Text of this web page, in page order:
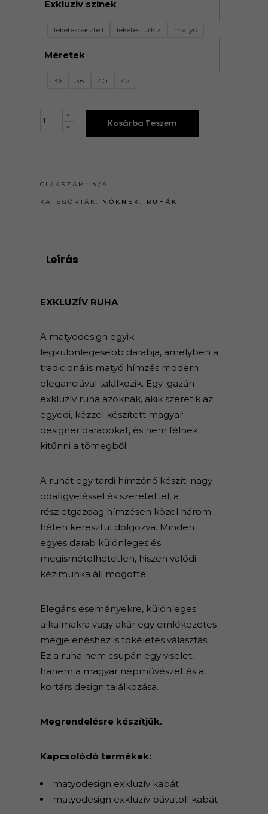
Exkluziv színek
fekete-pasztell fekete-türkiz matyó
Méretek
36 38 40 42
EXKLUZÍV
RUHÁK
Kosárba Teszem
CIKKSZÁM: N/A
KATEGÓRIÁK: NŐKNEK , RUHÁK
Leírás
EXKLUZÍV RUHA
A matyodesign egyik
legkülönlegesebb darabja, amelyben a
tradicionális matyó hímzés modern
eleganciával találkozik. Egy igazán
exkluzív ruha azoknak, akik szeretik az
egyedi, kézzel készített magyar
designer darabokat, és nem félnek
kitűnni a tömegből.
A ruhát egy tardi hímzőnő készíti nagy
odafigyeléssel és szeretettel, a
részletgazdag hímzésen közel három
héten keresztül dolgozva. Minden
egyes darab különleges és
megismételhetetlen, hiszen valódi
kézimunka áll mögötte.
Elegáns eseményekre, különleges
alkalmakra vagy akár egy emlékezetes
megjelenéshez is tökéletes választás.
Ez a ruha nem csupán egy viselet,
hanem a magyar népművészet és a
kortárs design találkozása.
Megrendelésre készítjük.
Kapcsolódó termékek:
matyodesign exkluzív kabát
matyodesign exkluzív pávatoll kabát